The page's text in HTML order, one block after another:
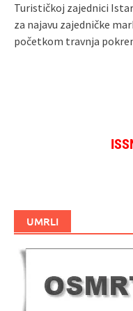
Turističkoj zajednici
za najavu zajedničke
početkom travnja
UMRLI